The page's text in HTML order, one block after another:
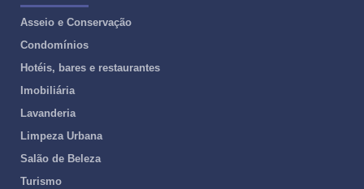
Asseio e Conservação
Condomínios
Hotéis, bares e restaurantes
Imobiliária
Lavanderia
Limpeza Urbana
Salão de Beleza
Turismo